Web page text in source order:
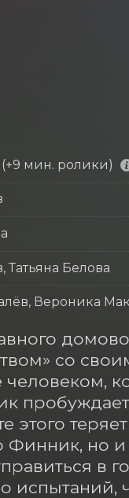
(+9 мин. ролики)
Татьяна Белова
Вероника
со
этого
Финник, но
в
испытаний,